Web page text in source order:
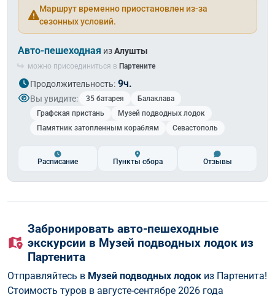
Маршрут временно приостановлен из-за
сезонных условий.
Авто-пешеходная изАлушты
можно присоединиться в Партените
Продолжительность: 9ч.
Вы увидите: 35 батарея
Балаклава
Графская пристань
Музей подводных лодок
Памятник затопленным кораблям
Севастополь
Расписание Пункты сбора Отзывы
Забронировать авто-пешеходные
экскурсии в Музей подводных лодок из
Партенита
Отправляйтесь в Музей подводных лодок из Партенита!
Стоимость туров в августе-сентябре 2026 года